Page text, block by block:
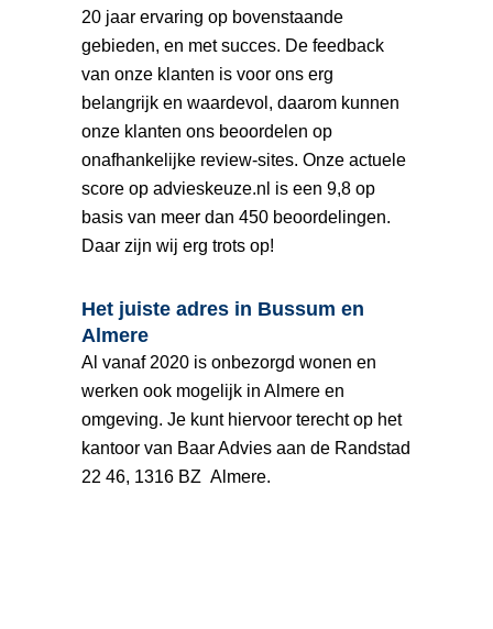
20 jaar ervaring op bovenstaande
gebieden, en met succes. De feedback
van onze klanten is voor ons erg
belangrijk en waardevol, daarom kunnen
onze klanten ons beoordelen op
onafhankelijke review-sites. Onze actuele
score op advieskeuze.nl is een 9,8 op
basis van meer dan 450 beoordelingen.
Daar zijn wij erg trots op!
Het juiste adres in Bussum en
Almere
Al vanaf 2020 is onbezorgd wonen en
werken ook mogelijk in Almere en
omgeving. Je kunt hiervoor terecht op het
kantoor van Baar Advies aan de Randstad
22 46, 1316 BZ Almere.